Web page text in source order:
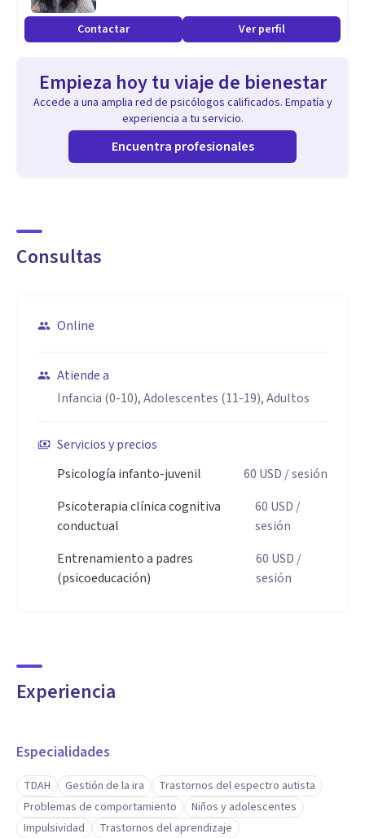
diagnóstico e intervención de trastornos del
neurodesarrollo. Cuento con formación en Psicología
Infantil, donde actualmente también me desempeño como
Mi trabajo se enfoca en comprender las necesidades
Me especializo en procesos de evaluación clínica, TDAH,
multidisciplinarios para diseñar estrategias efectivas que
fortalecimiento de las capacidades de cada niño o
adolescente.
Aptitudes
Evaluación y Diagnóstico: Alta competencia en la aplicación
terapéuticos adaptados al desarrollo evolutivo y basados
Entrevista Clínica: Habilidad para recopilar anamnesis
detalladas y realizar diagnósticos diferenciales precisos.
Contactar Ver perfil
Empieza hoy tu viaje de bienestar
Accede a una amplia red de psicólogos calificados. Empatía y
experiencia a tu servicio.
Encuentra profesionales
Consultas
Online
Atiende a
Infancia (0-10), Adolescentes (11-19), Adultos
Servicios y precios
Psicología infanto-juvenil
60 USD / sesión
Psicoterapia clínica cognitiva
conductual
60 USD /
sesión
Entrenamiento a padres
(psicoeducación)
60 USD /
sesión
Experiencia
Especialidades
TDAH Gestión de la ira
Trastornos del espectro autista
Problemas de comportamiento
Niños y adolescentes
Impulsividad
Trastornos del aprendizaje